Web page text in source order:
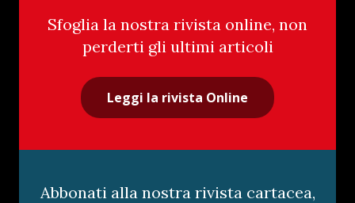
Sfoglia la nostra rivista online, non
perderti gli ultimi articoli
Leggi la rivista Online
Abbonati alla nostra rivista cartacea,